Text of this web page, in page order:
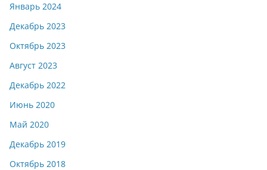
Январь 2024
Декабрь 2023
Октябрь 2023
Август 2023
Декабрь 2022
Июнь 2020
Май 2020
Декабрь 2019
Октябрь 2018